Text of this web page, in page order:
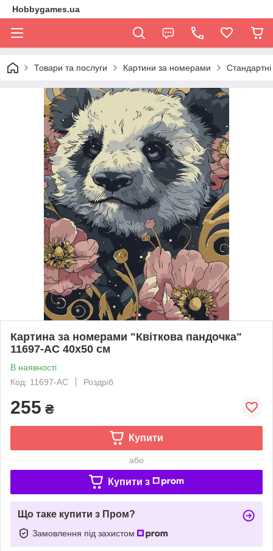
Hobbygames.ua
Товари та послуги Картини за номерами
Картина за номерами "Квіткова пандочка"
11697-AC 40х50 см
В наявності
Код: 11697-AC
Роздріб
255 ₴
Купити
або
Купити з
Що таке купити з Пром?
Замовлення під захистом